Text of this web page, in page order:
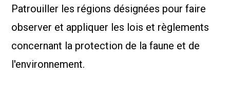
Patrouiller les régions désignées pour faire
observer et appliquer les lois et règlements
concernant la protection de la faune et de
l'environnement.